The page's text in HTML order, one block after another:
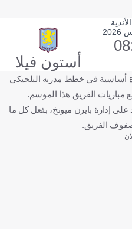
أستون فيلا
أساسية في خطط مدربه البلجيكي
الفريق هذا الموسم.
إدارة بايرن ميونخ، بفعل كل ما
الفريق.